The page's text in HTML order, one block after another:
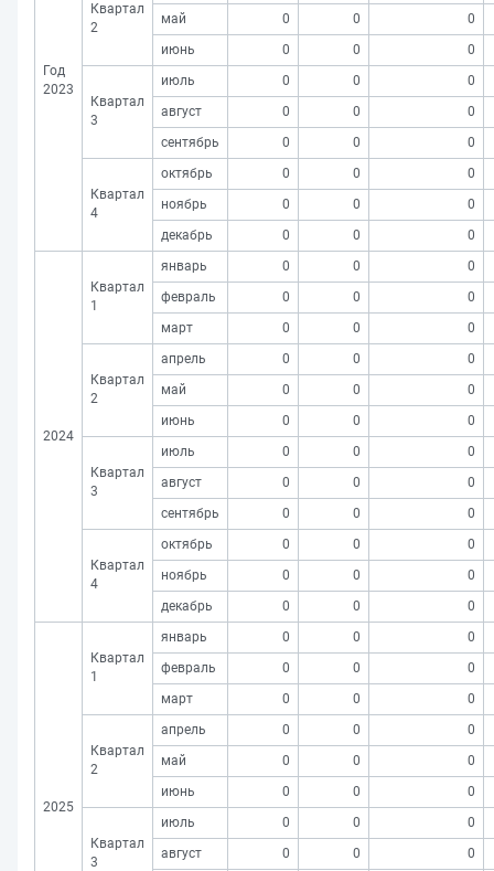
Год
2023
Квартал
2
май
0 0
0
июнь
0 0 0
Квартал
3
июль 0 0
0
август
0 0
0
сентябрь
0 0 0
Квартал
4
октябрь 0 0
0
ноябрь
0 0
0
декабрь
0 0 0
2024
Квартал
1
январь 0 0
0
февраль
0 0
0
март
0 0 0
Квартал
2
апрель 0 0
0
май
0 0
0
июнь
0 0 0
Квартал
3
июль 0 0
0
август
0 0
0
сентябрь
0 0 0
Квартал
4
октябрь 0 0
0
ноябрь
0 0
0
декабрь
0 0 0
2025
Квартал
1
январь 0 0
0
февраль
0 0
0
март
0 0 0
Квартал
2
апрель 0 0
0
май
0 0
0
июнь
0 0 0
Квартал
3
июль 0 0
0
август
0 0
0